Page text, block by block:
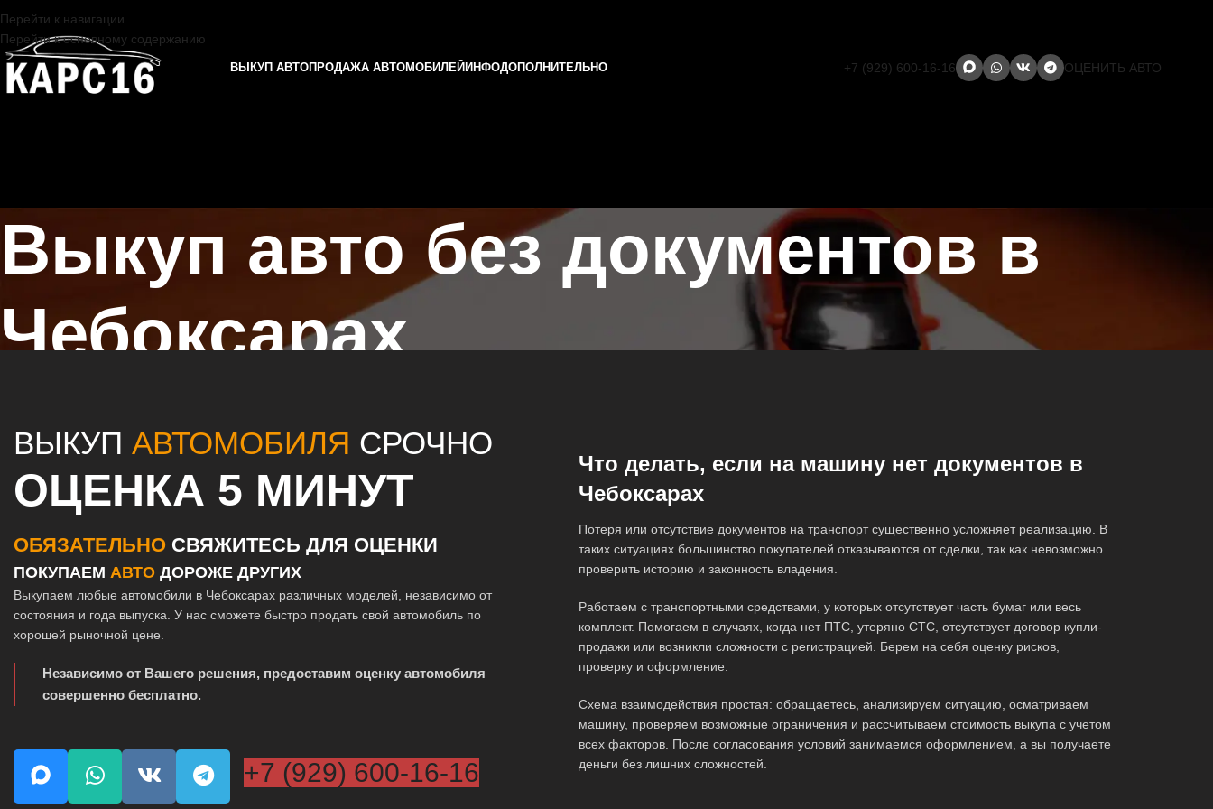
Перейти к навигации
Перейти к основному содержанию
ВЫКУП АВТОПРОДАЖА АВТОМОБИЛЕЙ ИНФОДОПОЛНИТЕЛЬНО +7 (929) 600-16-16 ОЦЕНИТЬ АВТО
Выкуп авто без документов в
Чебоксарах
ВЫКУП АВТОМОБИЛЯ СРОЧНО
ОЦЕНКА 5 МИНУТ
ОБЯЗАТЕЛЬНО СВЯЖИТЕСЬ ДЛЯ ОЦЕНКИ
ПОКУПАЕМ АВТО ДОРОЖЕ ДРУГИХ
Выкупаем любые автомобили в Чебоксарах различных моделей, независимо от
состояния и года выпуска. У нас сможете быстро продать свой автомобиль по
хорошей рыночной цене.
Независимо от Вашего решения, предоставим оценку автомобиля
совершенно бесплатно.
+7 (929) 600-16-16
Что делать, если на машину нет документов в
Чебоксарах
Потеря или отсутствие документов на транспорт существенно усложняет реализацию. В
таких ситуациях большинство покупателей отказываются от сделки, так как невозможно
проверить историю и законность владения.
Работаем с транспортными средствами, у которых отсутствует часть бумаг или весь
комплект. Помогаем в случаях, когда нет ПТС, утеряно СТС, отсутствует договор купли-
продажи или возникли сложности с регистрацией. Берем на себя оценку рисков,
проверку и оформление.
Схема взаимодействия простая: обращаетесь, анализируем ситуацию, осматриваем
машину, проверяем возможные ограничения и рассчитываем стоимость выкупа с учетом
всех факторов. После согласования условий занимаемся оформлением, а вы получаете
деньги без лишних сложностей.